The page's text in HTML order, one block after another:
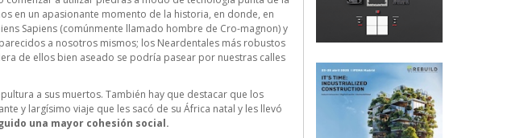
en un apasionante momento de la historia, en donde, en
Sapiens (comúnmente llamado hombre de Cro-magnon) y
a nosotros mismos; los Neardentales más robustos
de ellos bien aseado se podría pasear por nuestras calles
a sus muertos. También hay que destacar que los
y largísimo viaje que les sacó de su África natal y les llevó
una mayor cohesión social.